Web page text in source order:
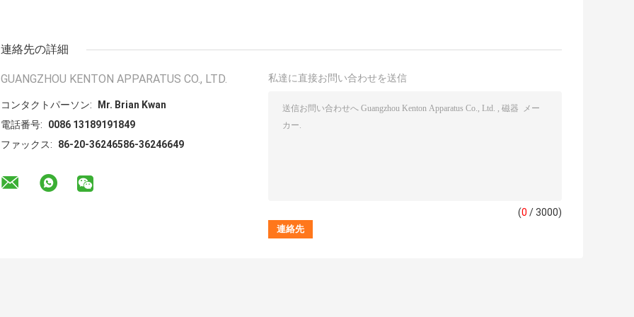
連絡先の詳細
GUANGZHOU KENTON APPARATUS CO., LTD.
コンタクトパーソン:
Mr. Brian Kwan
電話番号:
0086 13189191849
ファックス:
86-20-36246586-36246649
私達に直接お問い合わせを送信
(0 / 3000)